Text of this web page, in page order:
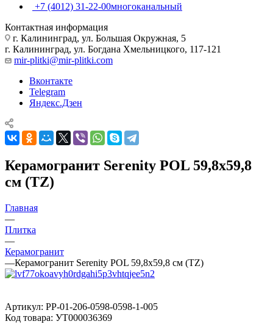
+7 (4012) 31-22-00многоканальный
Контактная информация
г. Калининград, ул. Большая Окружная, 5
г. Калининград, ул. Богдана Хмельницкого, 117-121
mir-plitki@mir-plitki.com
Вконтакте
Telegram
Яндекс.Дзен
Керамогранит Serenity POL 59,8x59,8
см (TZ)
Главная
—
Плитка
—
Керамогранит
—Керамогранит Serenity POL 59,8x59,8 см (TZ)
Артикул: PP-01-206-0598-0598-1-005
Код товара: УТ000036369